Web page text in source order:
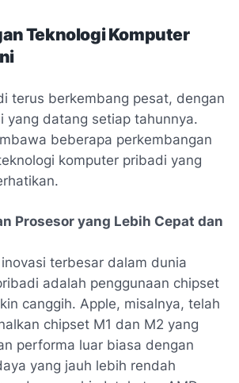
Teknologi Komputer
terus berkembang pesat, dengan
yang datang setiap tahunnya.
beberapa perkembangan
komputer pribadi yang
Prosesor yang Lebih Cepat dan
terbesar dalam dunia
adalah penggunaan chipset
canggih. Apple, misalnya, telah
chipset M1 dan M2 yang
performa luar biasa dengan
yang jauh lebih rendah